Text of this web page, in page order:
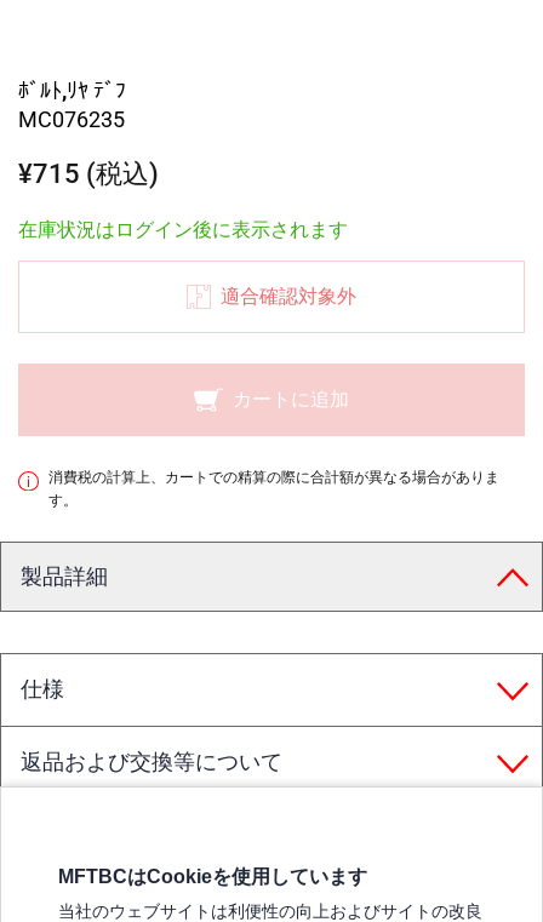
ﾎﾞﾙﾄ,ﾘﾔ ﾃﾞﾌ
MC076235
¥715 (税込)
在庫状況はログイン後に表示されます
適合確認対象外
カートに追加
消費税の計算上、カートでの精算の際に合計額が異なる場合がありま
す。
製品詳細
仕様
返品および交換等について
MFTBCはCookieを使用しています
当社のウェブサイトは利便性の向上およびサイトの改良